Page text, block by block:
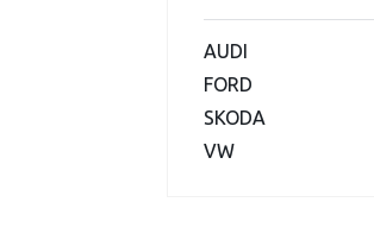
AUDI
FORD
SKODA
VW